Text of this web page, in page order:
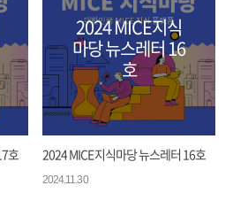
호
2024 MICE지식
마당 뉴스레터 16
호
2024 MICE지식마당 뉴스레터 16호
2024.11.30